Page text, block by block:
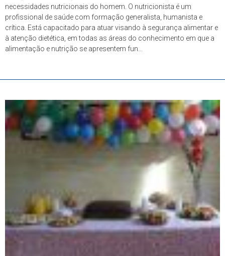
necessidades nutricionais do homem. O nutricionista é um
profissional de saúde com formação generalista, humanista e
crítica. Está capacitado para atuar visando à segurança alimentar e
à atenção dietética, em todas as áreas do conhecimento em que a
alimentação e nutrição se apresentem fun...